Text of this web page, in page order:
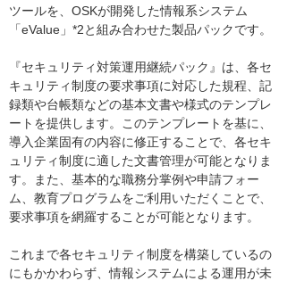
ツールを、OSKが開発した情報系システム
「eValue」*2と組み合わせた製品パックです。
『セキュリティ対策運用継続パック』は、各セ
キュリティ制度の要求事項に対応した規程、記
録類や台帳類などの基本文書や様式のテンプレ
ートを提供します。このテンプレートを基に、
導入企業固有の内容に修正することで、各セキ
ュリティ制度に適した文書管理が可能となりま
す。また、基本的な職務分掌例や申請フォー
ム、教育プログラムをご利用いただくことで、
要求事項を網羅することが可能となります。
これまで各セキュリティ制度を構築しているの
にもかかわらず、情報システムによる運用が未